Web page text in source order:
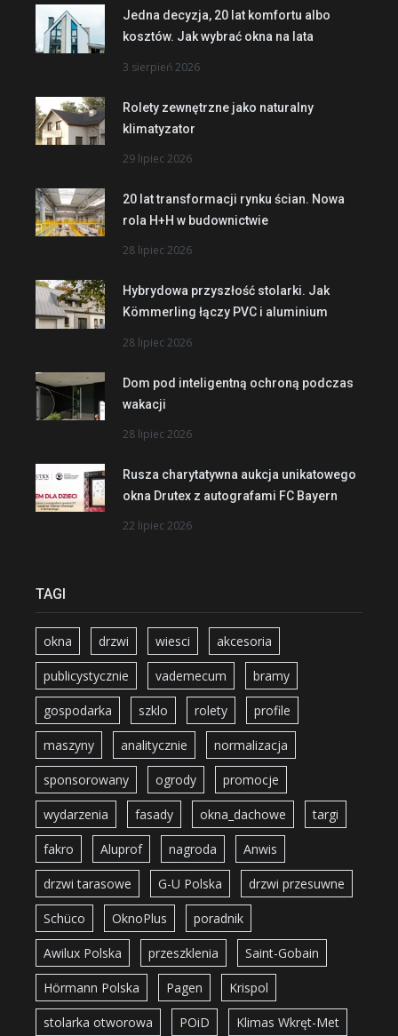
Jedna decyzja, 20 lat komfortu albo
kosztów. Jak wybrać okna na lata
3 sierpień 2026
Rolety zewnętrzne jako naturalny
klimatyzator
29 lipiec 2026
20 lat transformacji rynku ścian. Nowa
rola H+H w budownictwie
28 lipiec 2026
Hybrydowa przyszłość stolarki. Jak
Kömmerling łączy PVC i aluminium
28 lipiec 2026
Dom pod inteligentną ochroną podczas
wakacji
28 lipiec 2026
Rusza charytatywna aukcja unikatowego
okna Drutex z autografami FC Bayern
22 lipiec 2026
TAGI
okna drzwi wiesci akcesoria
publicystycznie vademecum bramy
gospodarka szklo rolety profile
maszyny analitycznie normalizacja
sponsorowany ogrody promocje
wydarzenia fasady okna_dachowe targi
fakro Aluprof nagroda Anwis
drzwi tarasowe G-U Polska drzwi przesuwne
Schüco OknoPlus poradnik
Awilux Polska przeszklenia Saint-Gobain
Hörmann Polska Pagen Krispol
stolarka otworowa POiD Klimas Wkręt-Met